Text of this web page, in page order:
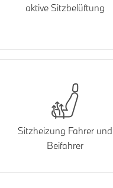
aktive Sitzbelüftung
Sitzheizung Fahrer und
Beifahrer